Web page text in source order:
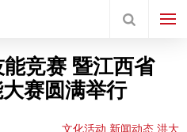
竞赛 暨江西省
赛圆满举行
文化活动 新闻动态 洪大